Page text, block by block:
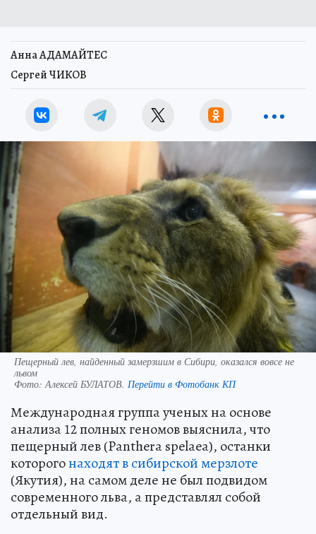
Анна АДАМАЙТЕС
Сергей ЧИКОВ
Пещерный лев, найденный замерзшим в Сибири, оказался вовсе не
львом
Фото:Алексей БУЛАТОВ. Перейти в Фотобанк КП
Международная группа ученых на основе
анализа 12 полных геномов выяснила, что
пещерный лев (Panthera spelaea), останки
которогонаходят в сибирской мерзлоте
(Якутия), на самом деле не был подвидом
современного льва, а представлял собой
отдельный вид.